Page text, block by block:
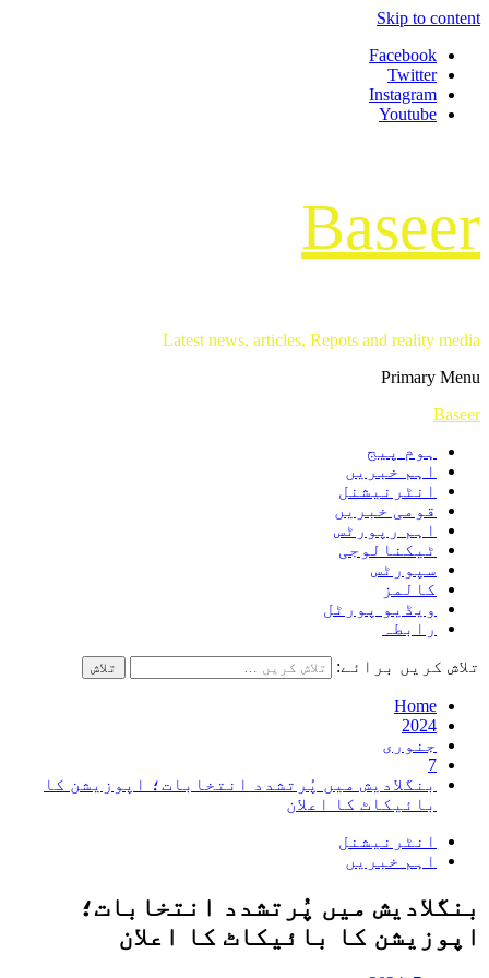
Skip to content
Facebook
Twitter
Instagram
Youtube
Baseer
Latest news, articles, Repots and reality media
Primary Menu
Baseer
ہوم پیج
اہم خبریں
انٹرنیشنل
قومی خبریں
اہم رپورٹس
ٹیکنالوجی
سپورٹس
کالمز
ویڈیو پورٹل
رابطہ
تلاش کریں برائے:
Home
2024
جنوری
7
بنگلادیش میں پُرتشدد انتخابات؛ اپوزیشن کا
بائیکاٹ کا اعلان
انٹرنیشنل
اہم خبریں
بنگلادیش میں پُرتشدد انتخابات؛
اپوزیشن کا بائیکاٹ کا اعلان